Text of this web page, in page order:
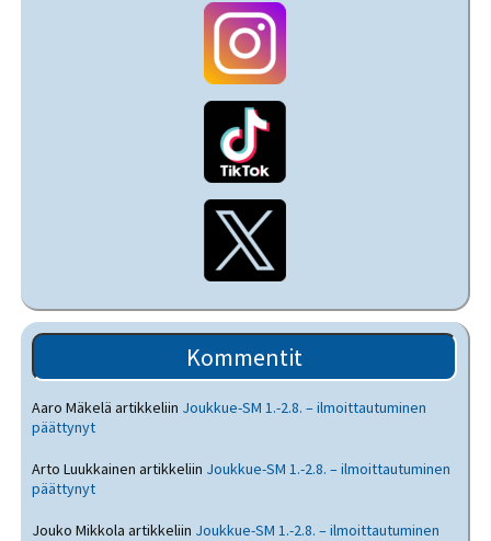
Kommentit
Aaro Mäkelä artikkeliin Joukkue-SM 1.-2.8. – ilmoittautuminen
päättynyt
Arto Luukkainen artikkeliin Joukkue-SM 1.-2.8. – ilmoittautuminen
päättynyt
Jouko Mikkola artikkeliin Joukkue-SM 1.-2.8. – ilmoittautuminen